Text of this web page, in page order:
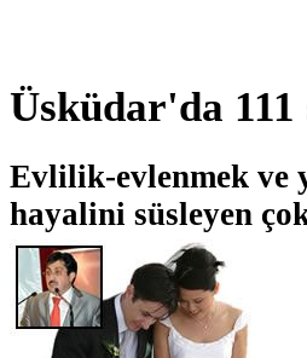
Üsküdar'da
Evlilik-evlenmek ve
hayalini süsleyen